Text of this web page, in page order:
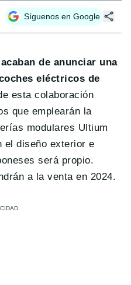
Síguenos en Google
de anunciar una
eléctricos de
esta colaboración
que emplearán la
modulares Ultium
el diseño exterior e
será propio.
a la venta en 2024.